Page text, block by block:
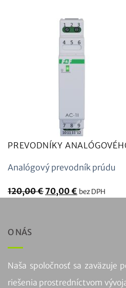
PREVODNÍKY
Analógový prevodník prúdu
120,00€ Pôvodná
70,00€ Aktuálna
bez DPH
O NÁS
Naša spoločnosť sa zaväzuje
riešenia prostredníctvom